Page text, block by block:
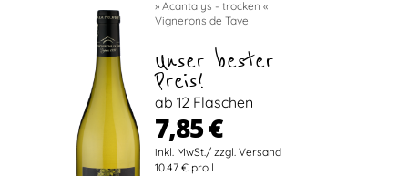
» Acantalys - trocken «
Vignerons de Tavel
Unser bester
Preis!
ab 12 Flaschen
7,85 €
10.47 € pro l